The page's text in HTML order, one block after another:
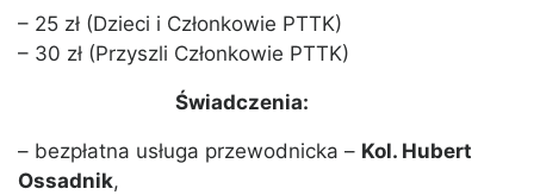
– 25 zł (Dzieci i Członkowie PTTK)
– 30 zł (Przyszli Członkowie PTTK)
Świadczenia:
– bezpłatna usługa przewodnicka – Kol. Hubert
Ossadnik,